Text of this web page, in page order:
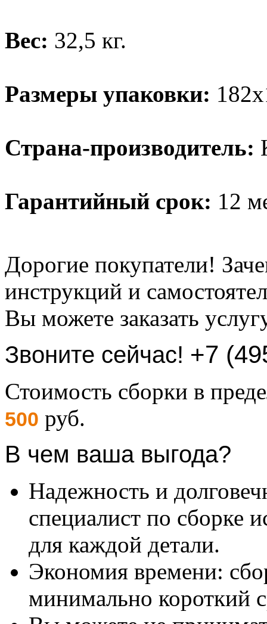
Вес: 32,5 кг.
Размеры упаковки:
Страна-производитель:
Гарантийный срок: 12
Дорогие покупатели!
инструкций и
Вы можете заказать
Звоните сейчас! +7
Стоимость сборки в
500 руб.
В чем ваша выгода?
Надежность и
специалист по сборке
для каждой детали.
Экономия времени:
минимально короткий